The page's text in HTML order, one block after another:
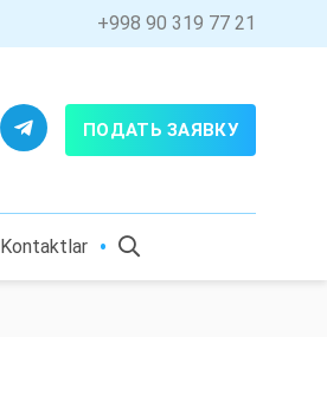
+998 90 319 77 21
ПОДАТЬ ЗАЯВКУ
Kontaktlar